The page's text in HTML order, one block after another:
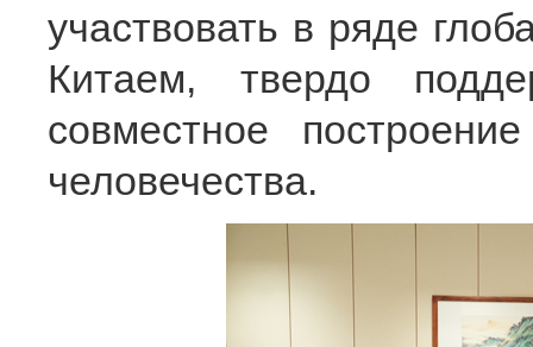
участвовать в ряде
Китаем, твердо
совместное
человечества.